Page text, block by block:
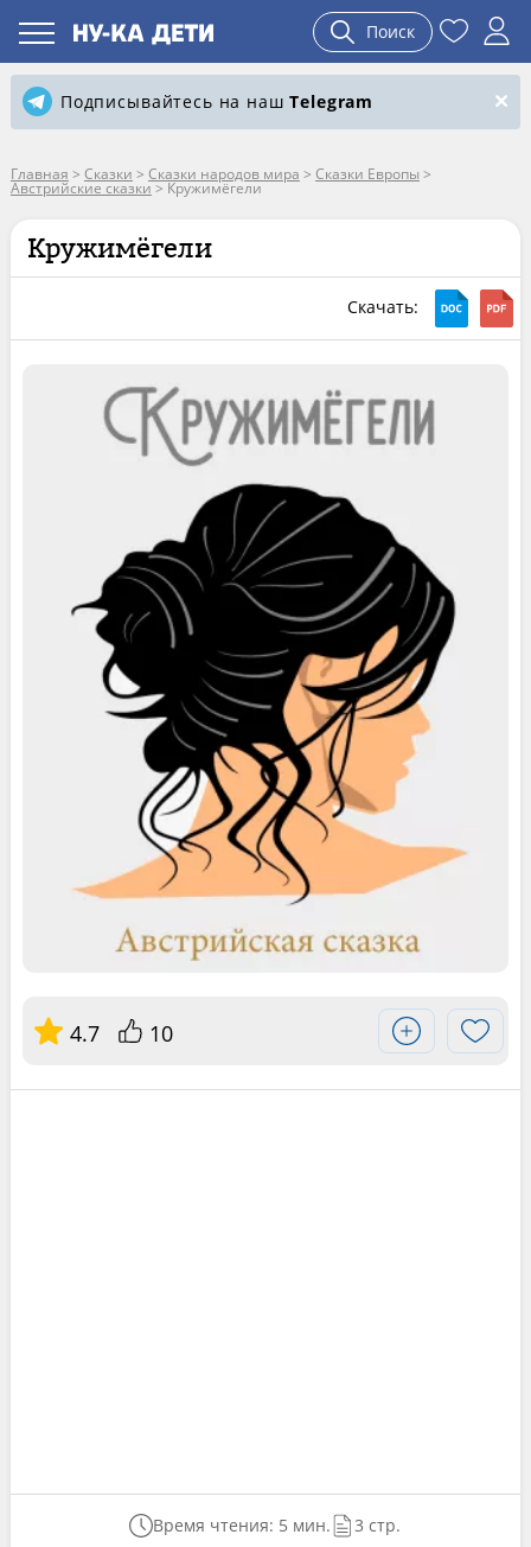
Поиск
Подписывайтесь на нашTelegram
Главная > Сказки > Сказки народов мира > Сказки Европы >
Австрийские сказки>Кружимёгели
Кружимёгели
Скачать:
4.7 10
Время чтения: 5 мин. 3 стр.